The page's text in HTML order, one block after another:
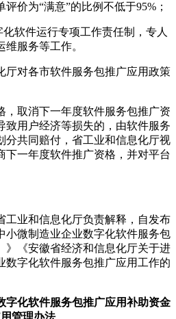
价为“满意”的比例不低于95%；
软件运行专项工作责任制，专人
服务等工作。
厅对各市软件服务包推广应用政策
，取消下一年度软件服务包推广资
致用户经济等损失的，由软件服务
分共同赔付，省工业和信息化厅视
下一年度软件推广资格，并对平台
工业和信息化厅负责解释，自发布
小微制造业企业数字化软件服务包
》《安徽省经济和信息化厅关于进
数字化软件服务包推广应用工作的
字化软件服务包推广应用补助资金